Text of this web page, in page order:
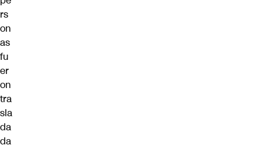
rs
on
as
fu
er
on
tra
sla
da
da